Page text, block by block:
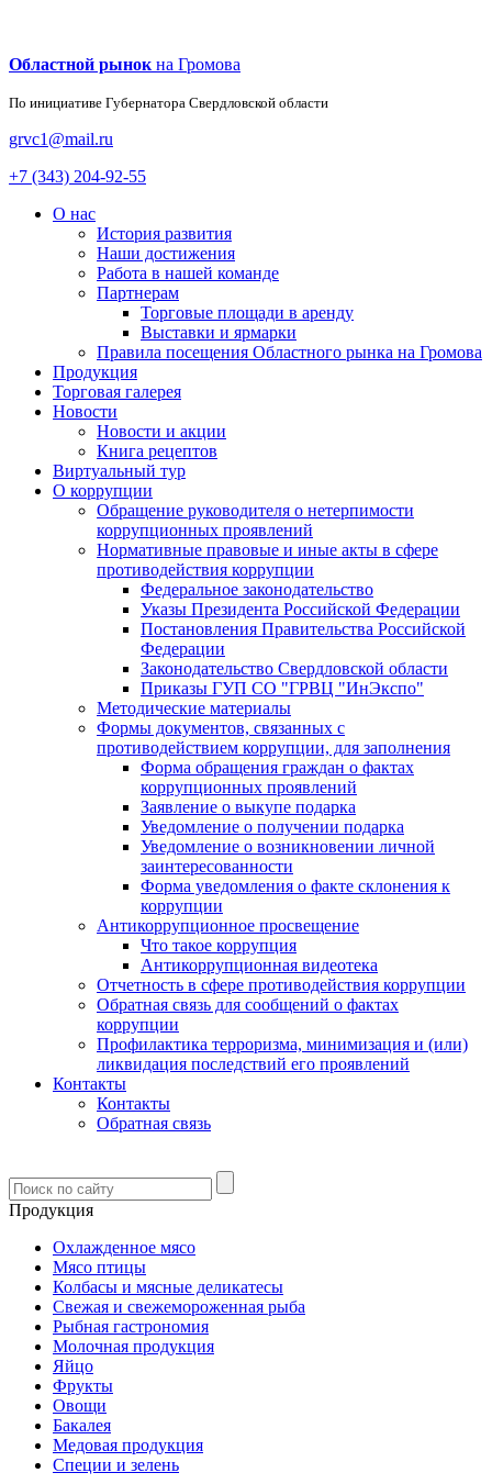
Областной рынок на Громова
По инициативе Губернатора Свердловской области
grvc1@mail.ru
+7 (343) 204-92-55
О нас
История развития
Наши достижения
Работа в нашей команде
Партнерам
Торговые площади в аренду
Выставки и ярмарки
Правила посещения Областного рынка на Громова
Продукция
Торговая галерея
Новости
Новости и акции
Книга рецептов
Виртуальный тур
О коррупции
Обращение руководителя о нетерпимости
коррупционных проявлений
Нормативные правовые и иные акты в сфере
противодействия коррупции
Федеральное законодательство
Указы Президента Российской Федерации
Постановления Правительства Российской
Федерации
Законодательство Свердловской области
Приказы ГУП СО "ГРВЦ "ИнЭкспо"
Методические материалы
Формы документов, связанных с
противодействием коррупции, для заполнения
Форма обращения граждан о фактах
коррупционных проявлений
Заявление о выкупе подарка
Уведомление о получении подарка
Уведомление о возникновении личной
заинтересованности
Форма уведомления о факте склонения к
коррупции
Антикоррупционное просвещение
Что такое коррупция
Антикоррупционная видеотека
Отчетность в сфере противодействия коррупции
Обратная связь для сообщений о фактах
коррупции
Профилактика терроризма, минимизация и (или)
ликвидация последствий его проявлений
Контакты
Контакты
Обратная связь
Продукция
Охлажденное мясо
Мясо птицы
Колбасы и мясные деликатесы
Свежая и свежемороженная рыба
Рыбная гастрономия
Молочная продукция
Яйцо
Фрукты
Овощи
Бакалея
Медовая продукция
Специи и зелень